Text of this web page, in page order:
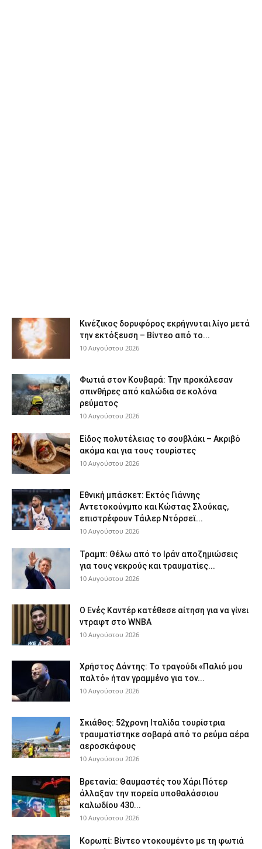
Κινέζικος δορυφόρος εκρήγνυται λίγο μετά
την εκτόξευση – Βίντεο από το...
10 Αυγούστου 2026
Φωτιά στον Κουβαρά: Την προκάλεσαν
σπινθήρες από καλώδια σε κολόνα
ρεύματος
10 Αυγούστου 2026
Είδος πολυτέλειας το σουβλάκι – Ακριβό
ακόμα και για τους τουρίστες
10 Αυγούστου 2026
Εθνική μπάσκετ: Εκτός Γιάννης
Αντετοκούνμπο και Κώστας Σλούκας,
επιστρέφουν Τάιλερ Ντόρσεϊ...
10 Αυγούστου 2026
Τραμπ: Θέλω από το Ιράν αποζημιώσεις
για τους νεκρούς και τραυματίες...
10 Αυγούστου 2026
Ο Ενές Καντέρ κατέθεσε αίτηση για να γίνει
ντραφτ στο WNBA
10 Αυγούστου 2026
Χρήστος Δάντης: Το τραγούδι «Παλιό μου
παλτό» ήταν γραμμένο για τον...
10 Αυγούστου 2026
Σκιάθος: 52χρονη Ιταλίδα τουρίστρια
τραυματίστηκε σοβαρά από το ρεύμα αέρα
αεροσκάφους
10 Αυγούστου 2026
Βρετανία: Θαυμαστές του Χάρι Πότερ
άλλαξαν την πορεία υποθαλάσσιου
καλωδίου 430...
10 Αυγούστου 2026
Κορωπί: Βίντεο ντοκουμέντο με τη φωτιά